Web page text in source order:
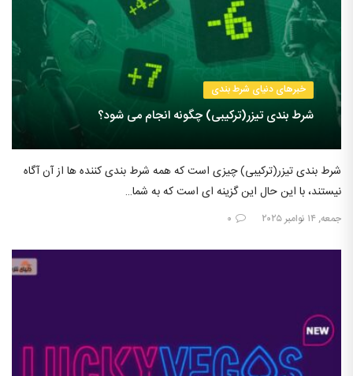
خبرهای دنیای شرط بندی
شرط بندی تیزر(ترکیبی) چگونه انجام می شود؟
شرط بندی تیزر(ترکیبی) چیزی است که همه شرط بندی کننده ها از آن آگاه
نیستند، با این حال این گزینه ای است که به شما…
جمعه, ۱۴ نوامبر ۲۰۲۵ ۰